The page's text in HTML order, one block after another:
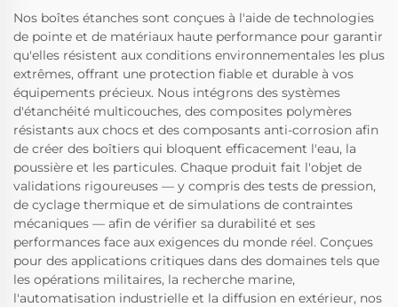
Nos boîtes étanches sont conçues à l'aide de technologies
de pointe et de matériaux haute performance pour garantir
qu'elles résistent aux conditions environnementales les plus
extrêmes, offrant une protection fiable et durable à vos
équipements précieux. Nous intégrons des systèmes
d'étanchéité multicouches, des composites polymères
résistants aux chocs et des composants anti-corrosion afin
de créer des boîtiers qui bloquent efficacement l'eau, la
poussière et les particules. Chaque produit fait l'objet de
validations rigoureuses — y compris des tests de pression,
de cyclage thermique et de simulations de contraintes
mécaniques — afin de vérifier sa durabilité et ses
performances face aux exigences du monde réel. Conçues
pour des applications critiques dans des domaines tels que
les opérations militaires, la recherche marine,
l'automatisation industrielle et la diffusion en extérieur, nos